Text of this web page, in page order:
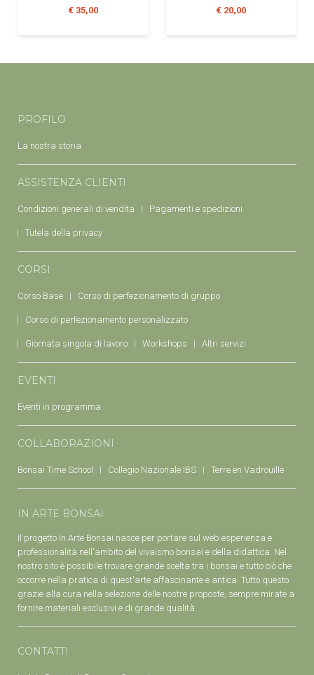
€ 35,00 € 20,00
PROFILO
La nostra storia
ASSISTENZA CLIENTI
Condizioni generali di vendita Pagamenti e spedizioni
Tutela della privacy
CORSI
Corso Base Corso di perfezionamento di gruppo
Corso di perfezionamento personalizzato
Giornata singola di lavoro Workshops Altri servizi
EVENTI
Eventi in programma
COLLABORAZIONI
Bonsai Time School Collegio Nazionale IBS Terre en Vadrouille
IN ARTE BONSAI
Il progetto In Arte Bonsai nasce per portare sul web esperienza e
professionalità nell'ambito del vivaismo bonsai e della didattica. Nel
nostro sito è possibile trovare grande scelta tra i bonsai e tutto ciò che
occorre nella pratica di quest'arte affascinante e antica. Tutto questo
grazie alla cura nella selezione delle nostre proposte, sempre mirate a
fornire materiali esclusivi e di grande qualità.
CONTATTI